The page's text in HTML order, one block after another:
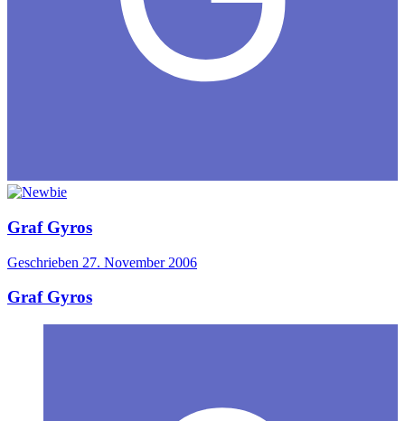
Graf Gyros
Geschrieben 27. November 2006
Graf Gyros